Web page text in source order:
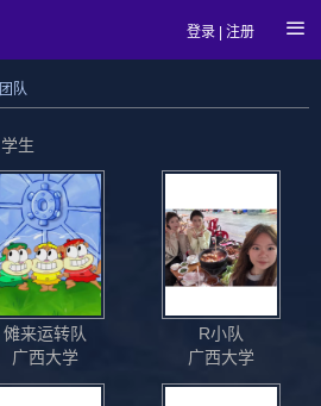
登录 |注册
团队
学生
傩来运转队
广西大学
R小队
广西大学